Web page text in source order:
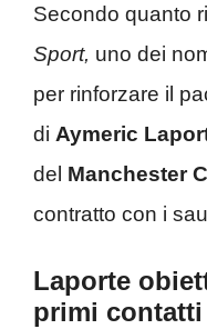
Secondo quanto
Sport, uno dei
per rinforzare il
di Aymeric
del Manchester
contratto con i
Laporte
primi contatti